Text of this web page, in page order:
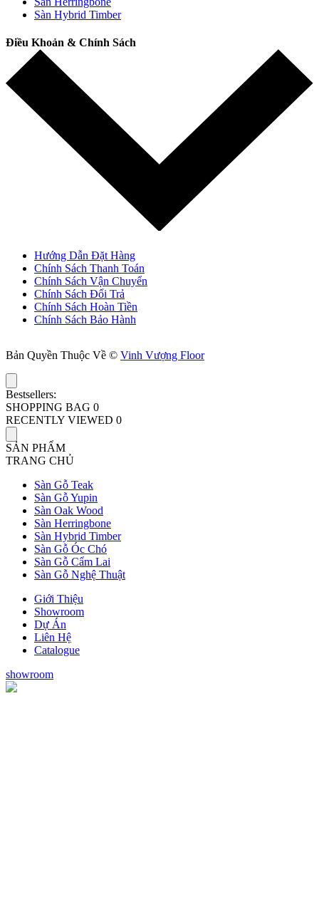
Sàn Hybrid Timber
Điều Khoản & Chính Sách
Hướng Dẫn Đặt Hàng
Chính Sách Thanh Toán
Chính Sách Vận Chuyển
Chính Sách Đổi Trả
Chính Sách Hoàn Tiền
Chính Sách Bảo Hành
Bản Quyền Thuộc Về © Vinh Vượng Floor
Bestsellers:
SHOPPING BAG 0
RECENTLY VIEWED 0
SẢN PHẨM
TRANG CHỦ
Sàn Gỗ Teak
Sàn Gỗ Yupin
Sàn Oak Wood
Sàn Herringbone
Sàn Hybrid Timber
Sàn Gỗ Óc Chó
Sàn Gỗ Cẩm Lai
Sàn Gỗ Nghệ Thuật
Giới Thiệu
Showroom
Dự Án
Liên Hệ
Catalogue
showroom